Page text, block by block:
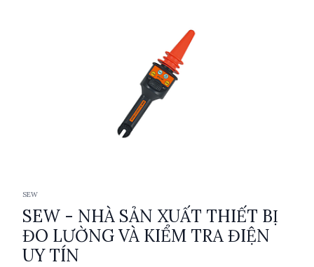
SEW
SEW - NHÀ SẢN XUẤT THIẾT BỊ
ĐO LƯỜNG VÀ KIỂM TRA ĐIỆN
UY TÍN